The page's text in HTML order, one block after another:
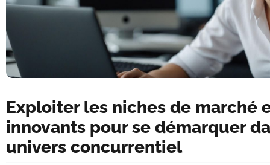
Exploiter les niches de marché
innovants pour se démarquer
univers concurrentiel